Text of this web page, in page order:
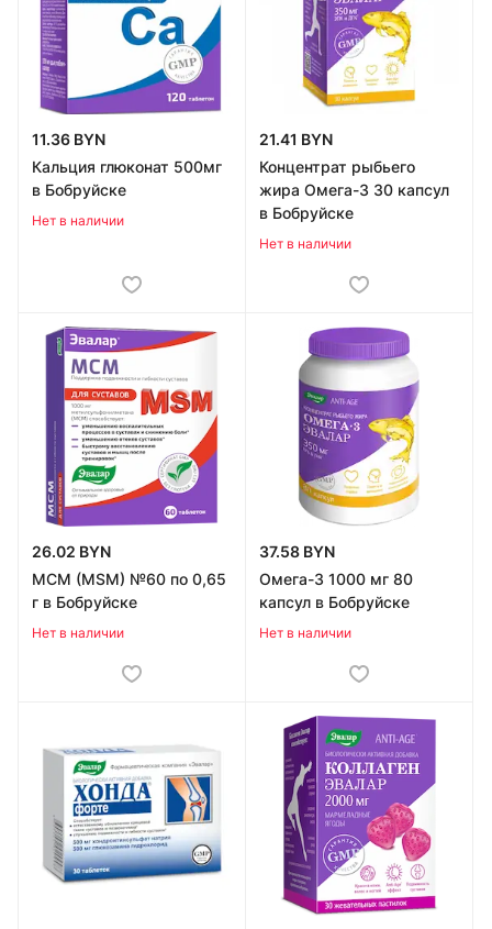
11.36 BYN
Кальция глюконат 500мг
в Бобруйске
Нет в наличии
21.41 BYN
Концентрат рыбьего
жира Омега-3 30 капсул
в Бобруйске
Нет в наличии
26.02 BYN
МСМ (MSM) №60 по 0,65
г в Бобруйске
Нет в наличии
37.58 BYN
Омега-3 1000 мг 80
капсул в Бобруйске
Нет в наличии